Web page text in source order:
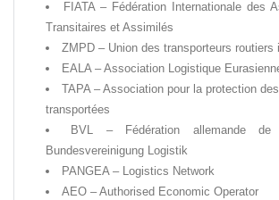
FIATA – Fédération Internationale des
Transitaires et Assimilés
ZMPD – Union des transporteurs routiers
EALA – Association Logistique
TAPA – Association pour la protection
transportées
BVL – Fédération allemande de
Bundesvereinigung Logistik
PANGEA – Logistics Network
AEO – Authorised Economic Operator